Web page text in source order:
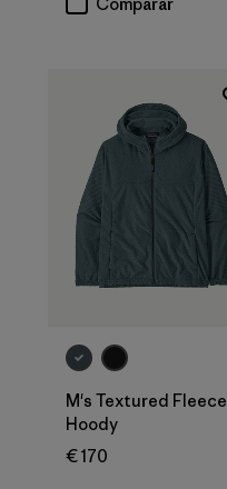
M's Textured Fleece
Hoody
€ 170